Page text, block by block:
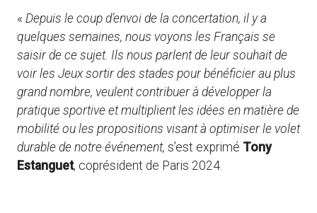
« Depuis le coup d’envoi de la concertation, il y a
quelques semaines, nous voyons les Français se
saisir de ce sujet. Ils nous parlent de leur souhait de
voir les Jeux sortir des stades pour bénéficier au plus
grand nombre, veulent contribuer à développer la
pratique sportive et multiplient les idées en matière de
mobilité ou les propositions visant à optimiser le volet
durable de notre événement, s’est exprimé Tony
Estanguet, coprésident de Paris 2024.